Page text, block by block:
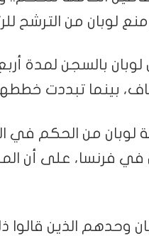
منع لوبان من الترشح
بالسجن لمدة
بينما تبددت
لوبان من الحكم في
في فرنسا، على أن
وحدهم الذين